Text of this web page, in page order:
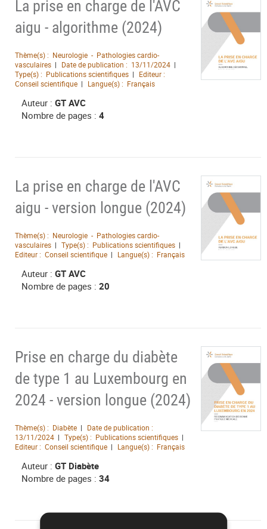
La prise en charge de l'AVC
aigu - algorithme (2024)
Thème(s) : Neurologie - Pathologies cardio-
vasculaires
Date de publication : 13/11/2024
Type(s) : Publications scientifiques
Editeur :
Conseil scientifique
Langue(s) : Français
Auteur : GT AVC
Nombre de pages : 4
La prise en charge de l'AVC
aigu - version longue (2024)
Thème(s) : Neurologie - Pathologies cardio-
vasculaires
Type(s) : Publications scientifiques
Editeur : Conseil scientifique Langue(s) : Français
Auteur : GT AVC
Nombre de pages : 20
Prise en charge du diabète
de type 1 au Luxembourg en
2024 - version longue (2024)
Thème(s) : Diabète
Date de publication :
13/11/2024
Type(s) : Publications scientifiques
Editeur : Conseil scientifique Langue(s) : Français
Auteur : GT Diabète
Nombre de pages : 34